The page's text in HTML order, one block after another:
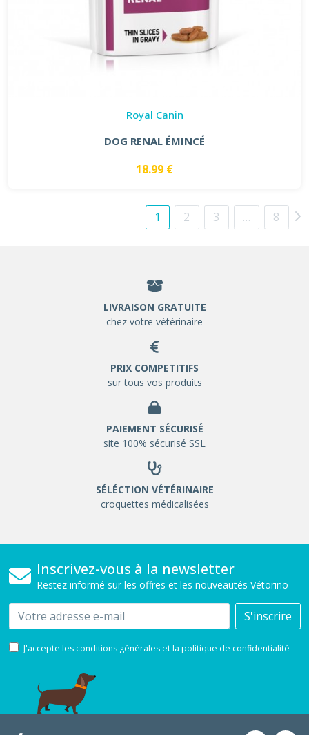
Royal Canin
DOG RENAL ÉMINCÉ
18.99 €
1 2 3 … 8
LIVRAISON GRATUITE
chez votre vétérinaire
PRIX COMPETITIFS
sur tous vos produits
PAIEMENT SÉCURISÉ
site 100% sécurisé SSL
SÉLÉCTION VÉTÉRINAIRE
croquettes médicalisées
Inscrivez-vous à la newsletter
Restez informé sur les offres et les nouveautés Vétorino
Email S'inscrire
J'accepte les conditions générales et la politique de confidentialité